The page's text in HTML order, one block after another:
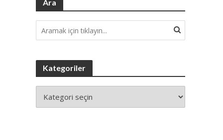
Ara
Kategoriler